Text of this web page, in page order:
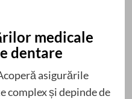
medicale
dentare
asigurările
complex și depinde de